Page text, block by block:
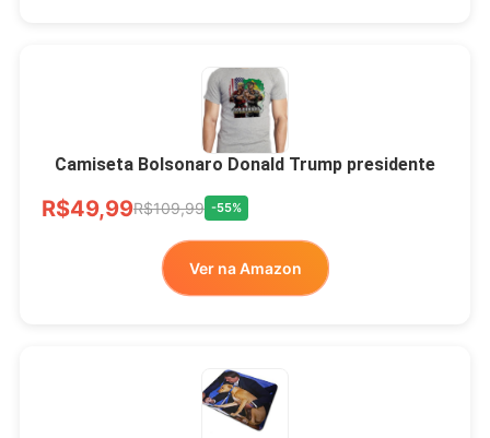
Camiseta Bolsonaro Donald Trump presidente
R$49,99R$109,99 -55%
Ver na Amazon